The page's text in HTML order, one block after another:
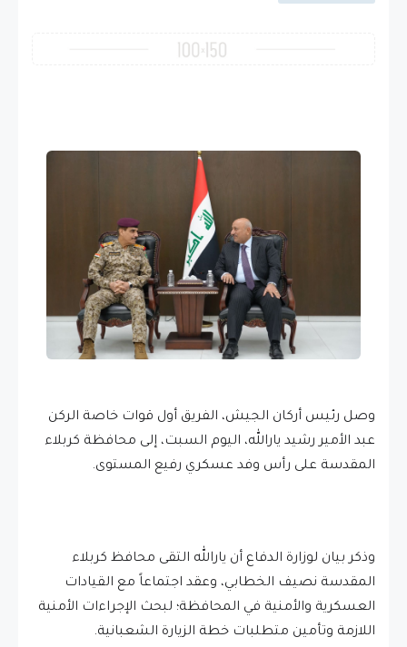
وصل رئيس أركان الجيش، الفريق أول قوات خاصة الركن
عبد الأمير رشيد يارالله، اليوم السبت، إلى محافظة كربلاء
المقدسة على رأس وفد عسكري رفيع المستوى.
وذكر بيان لوزارة الدفاع أن يارالله التقى محافظ كربلاء
المقدسة نصيف الخطابي، وعقد اجتماعاً مع القيادات
العسكرية والأمنية في المحافظة؛ لبحث الإجراءات الأمنية
اللازمة وتأمين متطلبات خطة الزيارة الشعبانية.